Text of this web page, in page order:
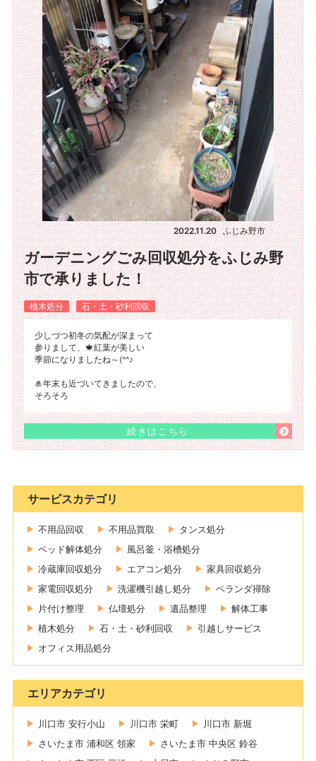
2022.11.20 ふじみ野市
ガーデニングごみ回収処分をふじみ野
市で承りました！
植木処分 石・土・砂利回収
少しづつ初冬の気配が深まって
参りまして、🍁紅葉が美しい
季節になりましたね～(^^♪
🎍年末も近づいてきましたので、
そろそろ
続きはこちら
サービスカテゴリ
不用品回収 不用品買取
タンス処分
ベッド解体処分
風呂釜・浴槽処分
冷蔵庫回収処分
エアコン処分
家具回収処分
家電回収処分
洗濯機引越し処分
ベランダ掃除
片付け整理
仏壇処分 遺品整理
解体工事
植木処分
石・土・砂利回収
引越しサービス
オフィス用品処分
エリアカテゴリ
川口市 安行小山 川口市 栄町
川口市 新堀
さいたま市 浦和区 領家
さいたま市 中央区 鈴谷